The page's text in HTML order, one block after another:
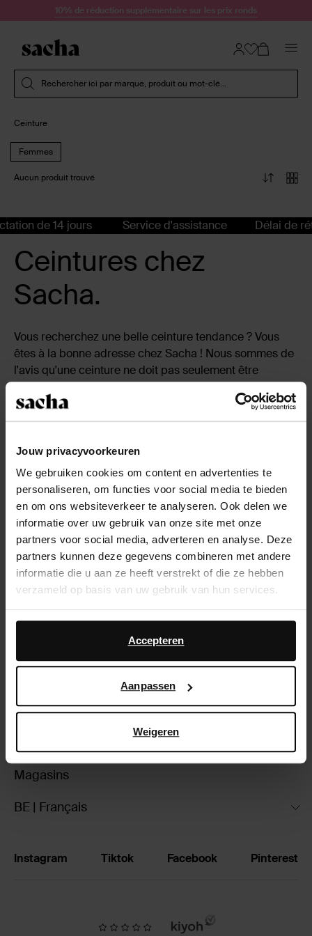
Jouw privacyvoorkeuren
We gebruiken cookies om content en advertenties te
personaliseren, om functies voor social media te bieden
en om ons websiteverkeer te analyseren. Ook delen we
informatie over uw gebruik van onze site met onze
partners voor social media, adverteren en analyse. Deze
partners kunnen deze gegevens combineren met andere
informatie die u aan ze heeft verstrekt of die ze hebben
verzameld op basis van uw gebruik van hun services.
Daarnaast werken wij samen met Google voor
advertentie- en meetdoeleinden. Meer informatie over
hoe Google uw persoonsgegevens gebruikt, vindt u op
Accepteren
Aanpassen
Weigeren
Passer au contenu10% de réduction supplémentaire sur les prix ronds
Rechercher ici par marque, produit ou mot-clé...
Ceinture
Femmes
Aucun produit trouvé
de 14 jours Service d'assistance Délai de
Ceintures chez
Sacha.
Vous recherchez une belle ceinture tendance ? Vous
êtes à la bonne adresse chez Sacha ! Nous sommes de
l'avis qu'une ceinture ne doit pas seulement être
fonctionnelle, mais aussi très à la mode. C'est pourquoi
chez Sacha, vous achetez toutes les jolies versions
basiques, mais également des ceintures plus originales
tendance, une ceinture de couleur métallisée, ou un bel
exemplaire basique.
Quelle est votre ceinture préférée ? En plus des
ceintures, vous trouverez aussi chez Sacha d'autres
beaux accessoires pour terminer de donner du style à
votre tenue !
Livraison
Échanger et retourner
Magasins
BE | Français
Instagram Tiktok Facebook Pinterest